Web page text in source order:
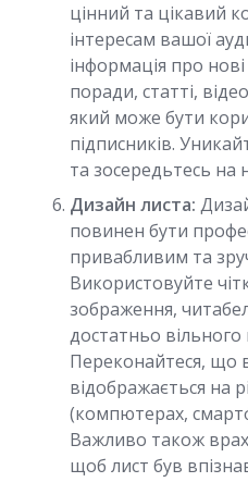
цінний та цікавий
інтересам вашої
інформація про
поради, статті,
який може бути
підписників.
та зосередьтесь на
Дизайн листа:
повинен бути
привабливим та
Використовуйте
зображення,
достатньо вільного
Переконайтеся, що
відображається на
(компютерах,
Важливо також
щоб лист був